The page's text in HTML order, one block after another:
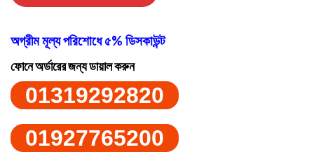
অগ্রীম মূল্য পরিশোধে ৫% ডিসকাউন্ট
ফোনে অর্ডারের জন্য ডায়াল করুন
01319292820
01927765200